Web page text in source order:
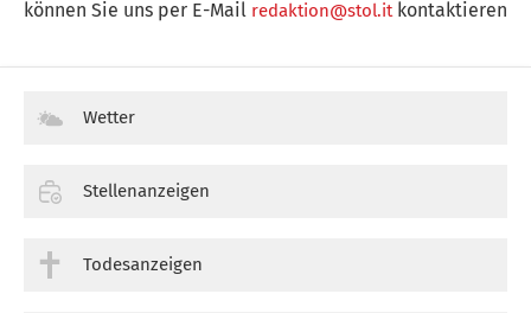
können Sie uns per E-Mail redaktion@stol.itkontaktieren
Wetter
Stellenanzeigen
Todesanzeigen